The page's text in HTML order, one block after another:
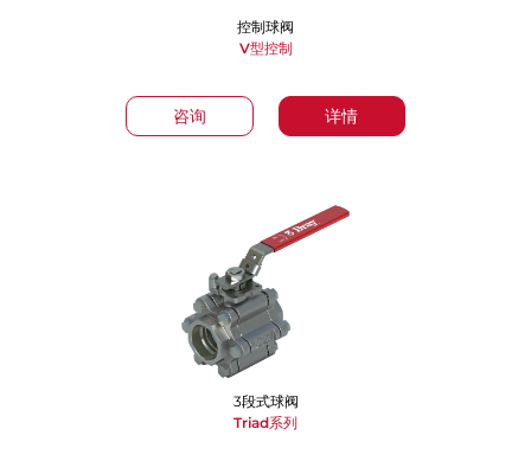
咨询 详情
控制球阀
V型控制
3段式球阀
Triad系列